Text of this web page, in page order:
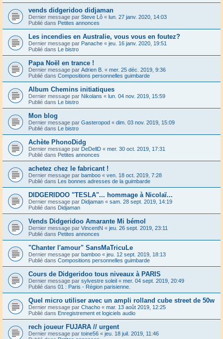
vends didgeridoo didjaman
Dernier message par Steve Lô « lun. 27 janv. 2020, 14:03
Publié dans Petites annonces
Les incendies en Australie, vous vous en foutez?
Dernier message par Panache « jeu. 16 janv. 2020, 19:51
Publié dans Le bistro
Papa Noël en trance !
Dernier message par Adrien B. « mer. 25 déc. 2019, 9:36
Publié dans Compositions personnelles guimbarde
Album Chemins initiatiques
Dernier message par Nikolans « lun. 04 nov. 2019, 15:59
Publié dans Le bistro
Mon blog
Dernier message par Gasteropod « dim. 03 nov. 2019, 15:09
Publié dans Le bistro
Achète PhonoDidg
Dernier message par DeDellD « mer. 30 oct. 2019, 17:31
Publié dans Petites annonces
achetez chez le fabricant !
Dernier message par bamboo « ven. 18 oct. 2019, 7:28
Publié dans Les bonnes adresses de la guimbarde
DIDGERIDOO "TESLA"... hommage à Nicolaï...
Dernier message par Didjaman « sam. 28 sept. 2019, 14:19
Publié dans Didjaman
Vends Didgeridoo Amarante Mi bémol
Dernier message par VincentN « jeu. 26 sept. 2019, 23:11
Publié dans Petites annonces
"Chanter l'amour" SansMaTricuLe
Dernier message par bamboo « jeu. 12 sept. 2019, 18:13
Publié dans Compositions personnelles guimbarde
Cours de Didgeridoo tous niveaux à PARIS
Dernier message par sylvestre soleil « mer. 04 sept. 2019, 20:49
Publié dans 01 : Paris - Région parisienne.
Quel micro utiliser avec un ampli rolland cube street de 50w
Dernier message par Chacho « mar. 13 août 2019, 12:25
Publié dans Enregistrement et logiciels audio
rech joueur FUJARA // urgent
Dernier message par toine56 « jeu. 18 juil. 2019, 11:46